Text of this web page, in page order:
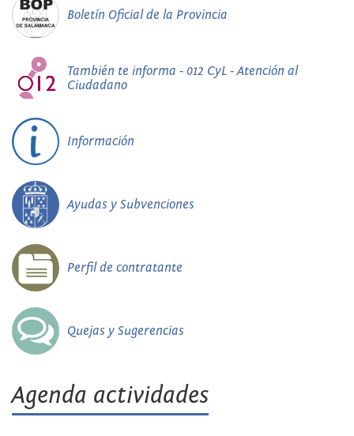
Boletín Oficial de la Provincia
También te informa - 012 CyL - Atención al
Ciudadano
Información
Ayudas y Subvenciones
Perfil de contratante
Quejas y Sugerencias
Agenda actividades